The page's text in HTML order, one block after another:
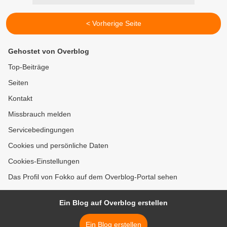
< Vorherige Seite
Gehostet von Overblog
Top-Beiträge
Seiten
Kontakt
Missbrauch melden
Servicebedingungen
Cookies und persönliche Daten
Cookies-Einstellungen
Das Profil von Fokko auf dem Overblog-Portal sehen
Ein Blog auf Overblog erstellen
Ein Blog erstellen